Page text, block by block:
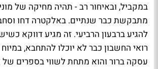
במקביל, ובאיחור רב - תהיה מחיקה של
מתבקשת כבר שנתיים. באלקטרה דחו
להגיע ברבעון הרביעי. זה מגיע דווקא
רואי החשבון כבר לא יוכלו להתחבא,
עסקה ברור והוא מתחת לשווי בספרים